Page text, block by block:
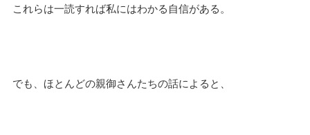
これらは一読すれば私にはわかる自信がある。
でも、ほとんどの親御さんたちの話によると、